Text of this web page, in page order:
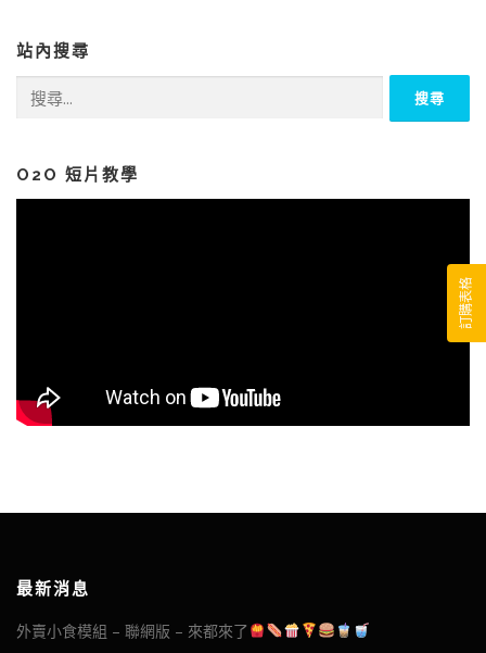
站內搜尋
字:
O2O 短片教學
訂購表格
最新消息
外賣小食模組 – 聯網版 – 來都來了